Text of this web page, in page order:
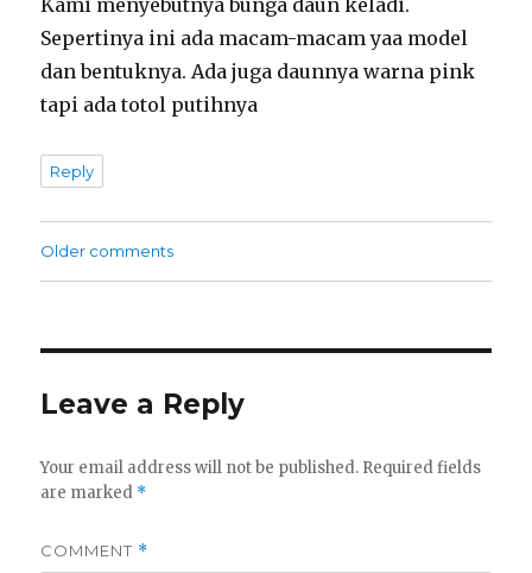
Sepertinya ini ada macam-macam yaa model
dan bentuknya. Ada juga daunnya warna pink
tapi ada totol putihnya
Reply
Comments
Older comments
Leave a Reply
Your email address will not be published. Required fields
are marked *
COMMENT *